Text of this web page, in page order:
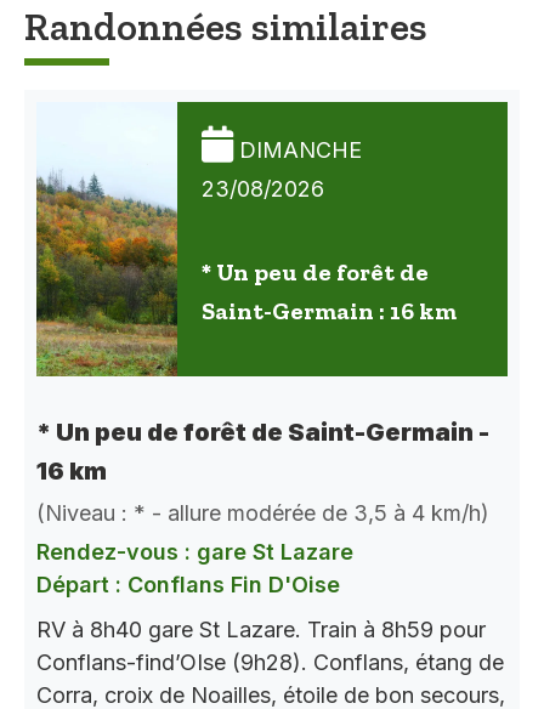
Randonnées similaires
DIMANCHE
23/08/2026
* Un peu de forêt de
Saint-Germain : 16 km
* Un peu de forêt de Saint-Germain -
16 km
(Niveau : * - allure modérée de 3,5 à 4 km/h)
Rendez-vous : gare St Lazare
Départ : Conflans Fin D'Oise
RV à 8h40 gare St Lazare. Train à 8h59 pour
Conflans-find’OIse (9h28). Conflans, étang de
Corra, croix de Noailles, étoile de bon secours,